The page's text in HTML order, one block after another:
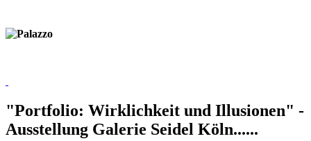
"Portfolio: Wirklichkeit und Illusionen" -
Ausstellung Galerie Seidel Köln......